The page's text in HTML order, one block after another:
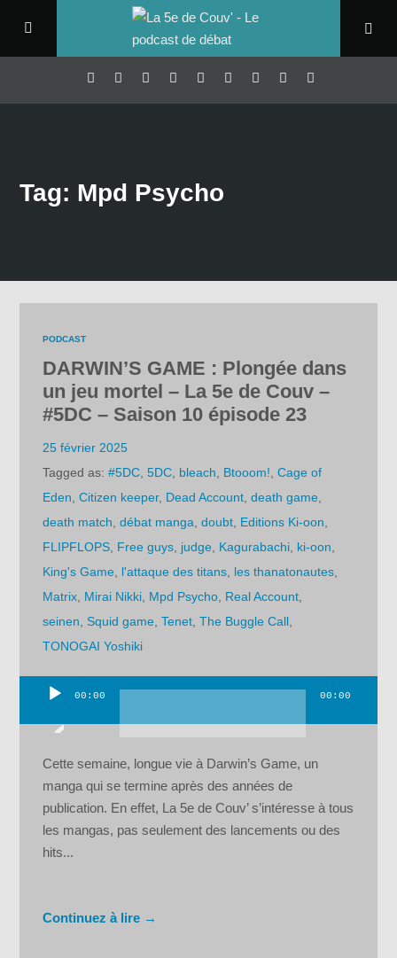
Tag: Mpd Psycho
PODCAST
DARWIN’S GAME : Plongée dans
un jeu mortel – La 5e de Couv –
#5DC – Saison 10 épisode 23
25 février 2025
Tagged as:#5DC ,5DC bleach Btooom! ,Cage of
Eden ,Citizen keeper, Dead Account ,death game
death match ,débat manga ,doubt Editions Ki-oon
FLIPFLOPS Free guys judge Kagurabachi ki-oon
King's Game l'attaque des titans les thanatonautes
Matrix Mirai Nikki Mpd Psycho Real Account
seinen ,Squid game ,Tenet ,The Buggle Call
TONOGAI Yoshiki
00:00 00:00
Cette semaine, longue vie à Darwin’s Game, un
manga qui se termine après des années de
publication. En effet, La 5e de Couv’ s’intéresse à tous
les mangas, pas seulement des lancements ou des
hits...
Continuez à lire →